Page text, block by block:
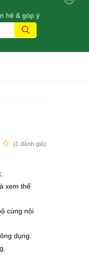
hệ & góp ý
(1đánh giá)
xem thể
cùng nội
dụng.